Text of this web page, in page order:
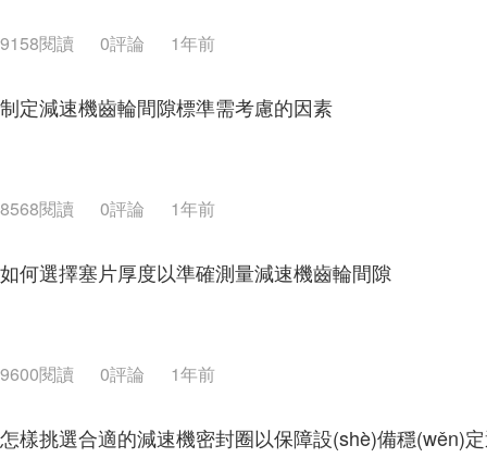
9158閱讀 0評論 1年前
制定減速機齒輪間隙標準需考慮的因素
8568閱讀 0評論 1年前
如何選擇塞片厚度以準確測量減速機齒輪間隙
9600閱讀 0評論 1年前
怎樣挑選合適的減速機密封圈以保障設(shè)備穩(wěn)